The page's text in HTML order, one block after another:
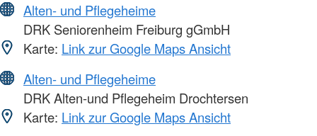
Alten- und Pflegeheime
DRK Seniorenheim Freiburg gGmbH
Karte: Link zur Google Maps Ansicht
Alten- und Pflegeheime
DRK Alten-und Pflegeheim Drochtersen
Karte: Link zur Google Maps Ansicht